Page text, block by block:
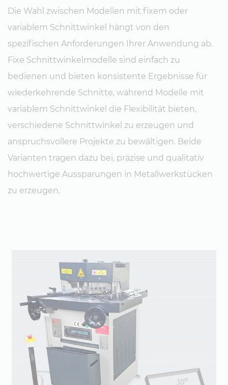
Die Wahl zwischen Modellen mit fixem oder
variablem Schnittwinkel hängt von den
spezifischen Anforderungen Ihrer Anwendung ab.
Fixe Schnittwinkelmodelle sind einfach zu
bedienen und bieten konsistente Ergebnisse für
wiederkehrende Schnitte, während Modelle mit
variablem Schnittwinkel die Flexibilität bieten,
verschiedene Schnittwinkel zu erzeugen und
anspruchsvollere Projekte zu bewältigen. Beide
Varianten tragen dazu bei, präzise und qualitativ
hochwertige Aussparungen in Metallwerkstücken
zu erzeugen.